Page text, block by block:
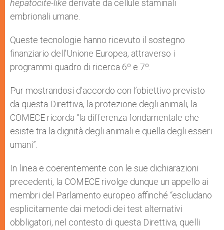
hepatocite-like derivate da cellule staminali
embrionali umane.
Queste tecnologie hanno ricevuto il sostegno
finanziario dell’Unione Europea, attraverso i
programmi quadro di ricerca 6º e 7º.
Pur mostrandosi d’accordo con l’obiettivo previsto
da questa Direttiva, la protezione degli animali, la
COMECE ricorda “la differenza fondamentale che
esiste tra la dignità degli animali e quella degli esseri
umani”.
In linea e coerentemente con le sue dichiarazioni
precedenti, la COMECE rivolge dunque un appello ai
membri del Parlamento europeo affinché “escludano
esplicitamente dai metodi dei test alternativi
obbligatori, nel contesto di questa Direttiva, quelli